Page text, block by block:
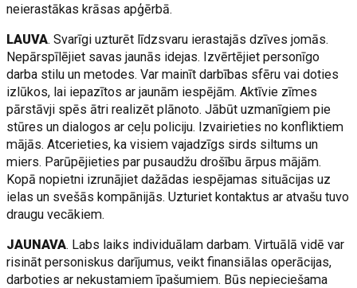
neierastākas krāsas apģērbā.
LAUVA. Svarīgi uzturēt līdzsvaru ierastajās dzīves jomās.
Nepārspīlējiet savas jaunās idejas. Izvērtējiet personīgo
darba stilu un metodes. Var mainīt darbības sfēru vai doties
izlūkos, lai iepazītos ar jaunām iespējām. Aktīvie zīmes
pārstāvji spēs ātri realizēt plānoto. Jābūt uzmanīgiem pie
stūres un dialogos ar ceļu policiju. Izvairieties no konfliktiem
mājās. Atcerieties, ka visiem vajadzīgs sirds siltums un
miers. Parūpējieties par pusaudžu drošību ārpus mājām.
Kopā nopietni izrunājiet dažādas iespējamas situācijas uz
ielas un svešās kompānijās. Uzturiet kontaktus ar atvašu tuvo
draugu vecākiem.
JAUNAVA. Labs laiks individuālam darbam. Virtuālā vidē var
risināt personiskus darījumus, veikt finansiālas operācijas,
darboties ar nekustamiem īpašumiem. Būs nepieciešama